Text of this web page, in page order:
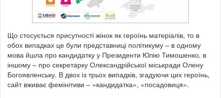
Що стосується присутності жінок як героїнь матеріалів, то в
обох випадках це були представниці політикуму – в одному
мова йшла про кандидатку у Президенти Юлію Тимошенко, в
іншому – про секретарку Олександрійської міськради Олену
Богоявленську. В двох із трьох випадків, згадуючи цих героїнь,
сайт вживає фемінітиви – «кандидатка», «посадовиця».